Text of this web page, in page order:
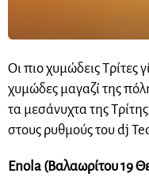
Οι πιο χυμώδεις Τρίτες
χυμώδες μαγαζί της
τα μεσάνυχτα της
στους ρυθμούς του dj
Enola (Βαλαωρίτου 19